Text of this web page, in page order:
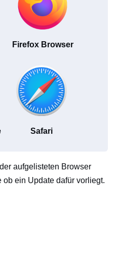
Firefox Browser
Safari
aufgelisteten Browser
ein Update dafür vorliegt.